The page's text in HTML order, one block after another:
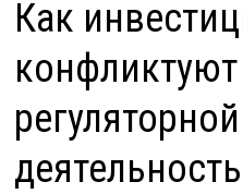
Как
конфликтуют
регуляторной